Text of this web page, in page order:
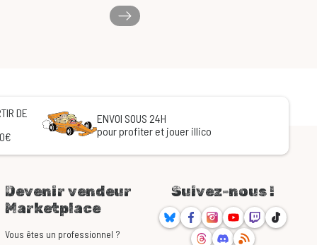
DE
ENVOI SOUS 24H
pour profiter et jouer illico
Devenir vendeur
Marketplace
Vous êtes un professionnel ?
Suivez-nous !
BlueskyFacebookInstagram
YoutubeTwitchTikTok
ThreadsDiscord
RSS